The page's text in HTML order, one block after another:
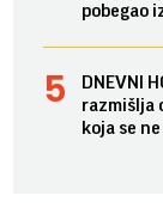
pobegao
DNEVNI
razmišlja
koja se ne